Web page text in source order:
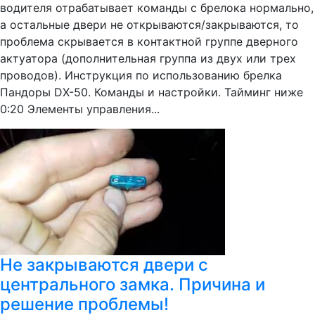
водителя отрабатывает команды с брелока нормально,
а остальные двери не открываются/закрываются, то
проблема скрывается в контактной группе дверного
актуатора (дополнительная группа из двух или трех
проводов). Инструкция по использованию брелка
Пандоры DX-50. Команды и настройки. Тайминг ниже
0:20 Элементы управления...
Не закрываются двери с
центрального замка. Причина и
решение проблемы!